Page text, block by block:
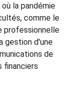
la pandémie
comme le
professionnelle
gestion d'une
de
financiers